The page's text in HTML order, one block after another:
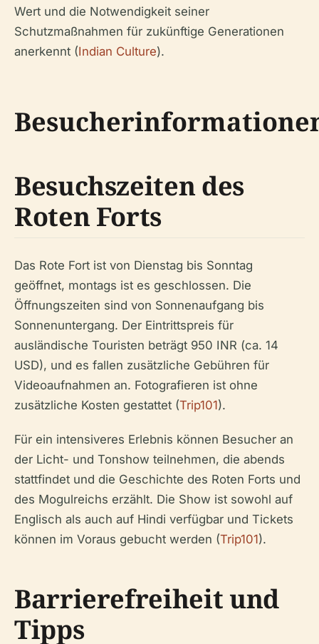
Wert und die Notwendigkeit seiner
Schutzmaßnahmen für zukünftige Generationen
anerkennt (Indian Culture).
Besuchszeiten des
Roten Forts
Das Rote Fort ist von Dienstag bis Sonntag
geöffnet, montags ist es geschlossen. Die
Öffnungszeiten sind von Sonnenaufgang bis
Sonnenuntergang. Der Eintrittspreis für
ausländische Touristen beträgt 950 INR (ca. 14
USD), und es fallen zusätzliche Gebühren für
Videoaufnahmen an. Fotografieren ist ohne
zusätzliche Kosten gestattet (Trip101).
Für ein intensiveres Erlebnis können Besucher an
der Licht- und Tonshow teilnehmen, die abends
stattfindet und die Geschichte des Roten Forts und
des Mogulreichs erzählt. Die Show ist sowohl auf
Englisch als auch auf Hindi verfügbar und Tickets
können im Voraus gebucht werden (Trip101).
Barrierefreiheit und
Tipps